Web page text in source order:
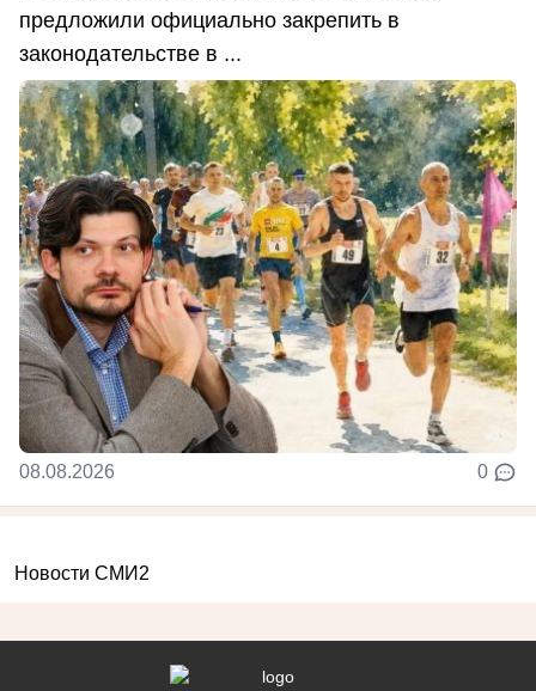
предложили официально закрепить в
законодательстве в ...
08.08.2026 0
Новости СМИ2